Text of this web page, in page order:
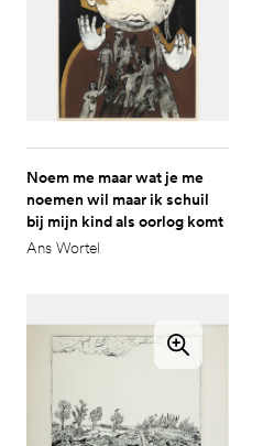
Noem me maar wat je me
noemen wil maar ik schuil
bij mijn kind als oorlog komt
Ans Wortel